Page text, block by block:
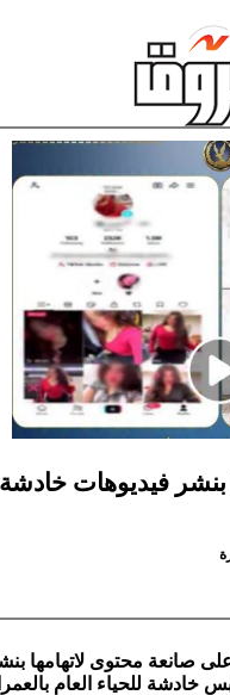
فيديوهات
على صانعة محتوى لاتهامها
للحياء العام